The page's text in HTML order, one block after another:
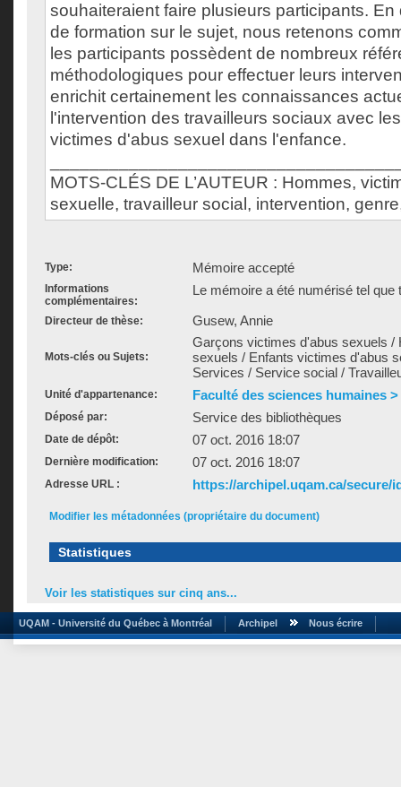
souhaiteraient faire plusieurs participants.
de formation sur le sujet, nous retenons
les participants possèdent de nombreux
méthodologiques pour effectuer leurs
enrichit certainement les connaissances
l'intervention des travailleurs sociaux avec
victimes d'abus sexuel dans l'enfance.
MOTS-CLÉS DE L’AUTEUR : Hommes,
sexuelle, travailleur social, intervention,
Type: Mémoire accepté
Informations
complémentaires:
Le mémoire a été numérisé tel que
Directeur de thèse: Gusew, Annie
Mots-clés ou Sujets:
Garçons victimes d'abus sexuels
sexuels / Enfants victimes d'abus
Services / Service social /
Unité d'appartenance: Faculté des sciences humaines
Déposé par: Service des bibliothèques
Date de dépôt: 07 oct. 2016 18:07
Dernière modification: 07 oct. 2016 18:07
Adresse URL : https://archipel.uqam.ca/secure/
Modifier les métadonnées (propriétaire du document)
Statistiques
Voir les statistiques sur cinq ans...
UQAM - Université du Québec à Montréal Archipel Nous écrire